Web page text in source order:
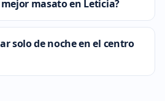
masato en Leticia?
solo de noche en el centro